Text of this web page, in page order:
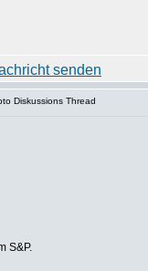
Diskussions Thread
S&P.